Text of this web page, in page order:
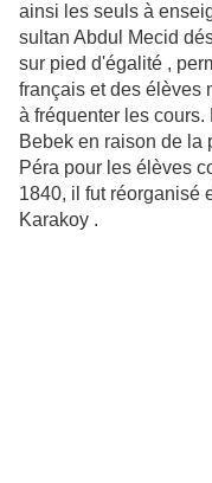
ainsi les seuls à
sultan Abdul Mecid
sur pied d'égalité ,
français et des élèves
à fréquenter les
Bebek en raison de la
Péra pour les élèves
1840, il fut réorganisé
Karakoy .